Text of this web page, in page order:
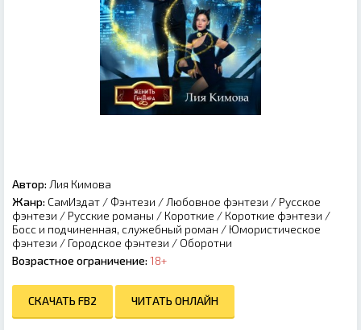
Автор: Лия Кимова
Жанр: СамИздат / Фэнтези / Любовное фэнтези / Русское
фэнтези / Русские романы / Короткие / Короткие фэнтези /
Босс и подчиненная, служебный роман / Юмористическое
фэнтези / Городское фэнтези / Оборотни
Возрастное ограничение: 18+
СКАЧАТЬ FB2 ЧИТАТЬ ОНЛАЙН